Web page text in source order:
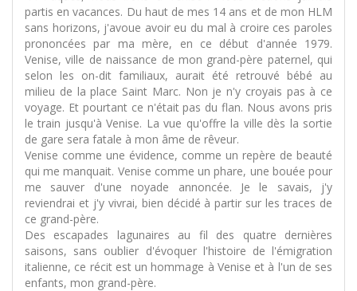
partis en vacances. Du haut de mes 14 ans et de mon HLM
sans horizons, j'avoue avoir eu du mal à croire ces paroles
prononcées par ma mère, en ce début d'année 1979.
Venise, ville de naissance de mon grand-père paternel, qui
selon les on-dit familiaux, aurait été retrouvé bébé au
milieu de la place Saint Marc. Non je n'y croyais pas à ce
voyage. Et pourtant ce n'était pas du flan. Nous avons pris
le train jusqu'à Venise. La vue qu'offre la ville dès la sortie
de gare sera fatale à mon âme de rêveur.
Venise comme une évidence, comme un repère de beauté
qui me manquait. Venise comme un phare, une bouée pour
me sauver d'une noyade annoncée. Je le savais, j'y
reviendrai et j'y vivrai, bien décidé à partir sur les traces de
ce grand-père.
Des escapades lagunaires au fil des quatre dernières
saisons, sans oublier d'évoquer l'histoire de l'émigration
italienne, ce récit est un hommage à Venise et à l'un de ses
enfants, mon grand-père.